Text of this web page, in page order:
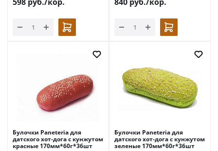
598 руб./кор. 840 руб./кор.
Булочки Paneteria для
датского хот-дога с кунжутом
красные 170мм*60г*36шт
Булочки Paneteria для
датского хот-дога с кунжутом
зеленые 170мм*60г*36шт